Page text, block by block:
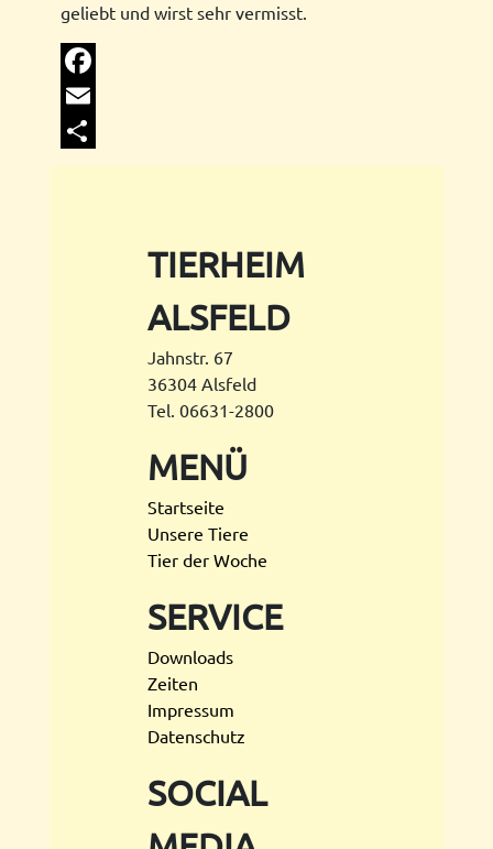
geliebt und wirst sehr vermisst.
Facebook
Email
TIERHEIM
ALSFELD
Jahnstr. 67
36304 Alsfeld
Tel. 06631-2800
MENÜ
Startseite
Unsere Tiere
Tier der Woche
SERVICE
Downloads
Zeiten
Impressum
Datenschutz
SOCIAL